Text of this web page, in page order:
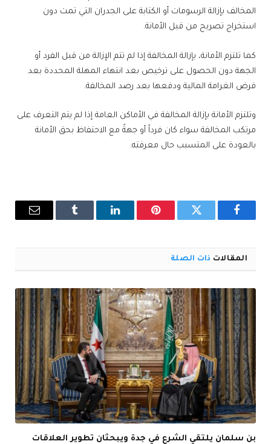
المخالف بإزالة الرسومات أو الكتابة على الجدران التي تمت دون
استخراج تصريح من قبل الأمانة.
كما تلتزم الأمانة، بإزالة المخالفة إذا لم تتم الإزالة من قبل الفرد أو
الجهة دون الحصول على ترخيص بعد انتهاء المهلة المحددة بعد
فرض الغرامة المالية ودفعها بعد رصد المخالفة.
وتلتزم الأمانة بإزالة المخالفة في الأماكن العامة إذا لم يتم التعرف على
مرتكب المخالفة سواء كان فرداً أو جهةً مع الاحتفاظ بحق الأمانة
بالعودة على المتسبب حال معرفته.
فيسبوك تويتر بينتيريستلينكدإن Tumblr
البريد
المقالات ذات الصلة
بن سلمان يلتقي الشرع في جدة ويبحثان تطوير العلاقات